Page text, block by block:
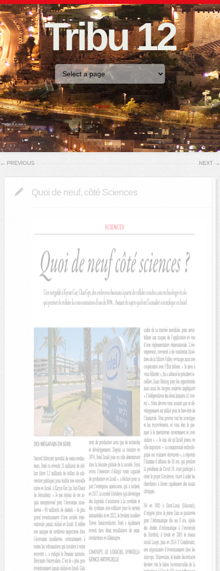
Tribu 12
Home
← PREVIOUS NEXT →
Quoi de neuf, côté Sciences